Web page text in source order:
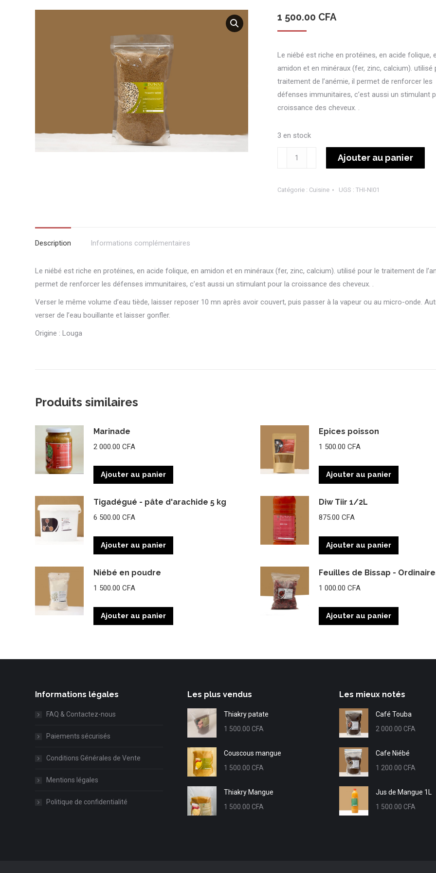
1 500.00 CFA
Le niébé est riche en protéines, en acide folique,
amidon et en minéraux (fer, zinc, calcium). utilisé
traitement de l’anémie, il permet de renforcer les
défenses immunitaires, c’est aussi un stimulant
croissance des cheveux. .
3 en stock
quantité
Niébé
Ajouter au panier
Catégorie : Cuisine UGS : THI-NI01
Description Informations complémentaires
Le niébé est riche en protéines, en acide folique, en amidon et en minéraux (fer, zinc, calcium). utilisé pour le traitement de
permet de renforcer les défenses immunitaires, c’est aussi un stimulant pour la croissance des cheveux. .
Verser le même volume d’eau tiède, laisser reposer 10 mn après avoir couvert, puis passer à la vapeur ou au micro-onde.
verser de l’eau bouillante et laisser gonfler.
Origine : Louga
Produits similaires
Marinade
2 000.00 CFA
Ajouter au panier
Epices poisson
1 500.00 CFA
Ajouter au panier
Tigadégué - pâte d'arachide 5 kg
6 500.00 CFA
Ajouter au panier
Diw Tiir 1/2L
875.00 CFA
Ajouter au panier
Niébé en poudre
1 500.00 CFA
Ajouter au panier
Feuilles de Bissap -
1 000.00 CFA
Ajouter au panier
Informations légales
FAQ & Contactez-nous
Paiements sécurisés
Conditions Générales de Vente
Mentions légales
Politique de confidentialité
Les plus vendus
Thiakry patate
1 500.00 CFA
Couscous mangue
1 500.00 CFA
Thiakry Mangue
1 500.00 CFA
Les mieux notés
Café Touba
2 000.00 CFA
Cafe Niébé
1 200.00 CFA
Jus de Mangue 1L
1 500.00 CFA